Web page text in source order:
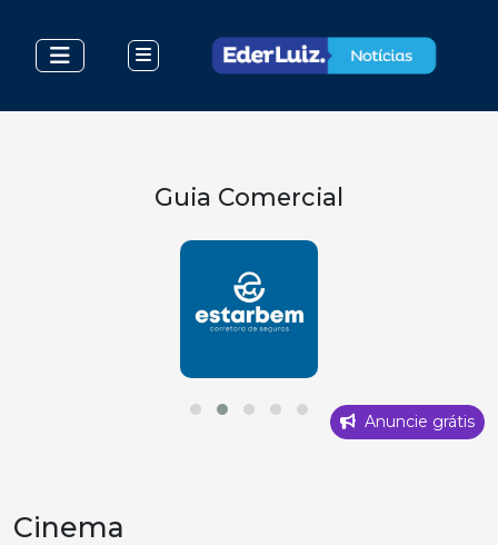
Guia Comercial
Anuncie grátis
Cinema